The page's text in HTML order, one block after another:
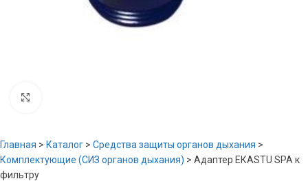
Главная > Каталог > Средства защиты органов дыхания >
Комплектующие (СИЗ органов дыхания) > Адаптер EКASTU SPA к
фильтру